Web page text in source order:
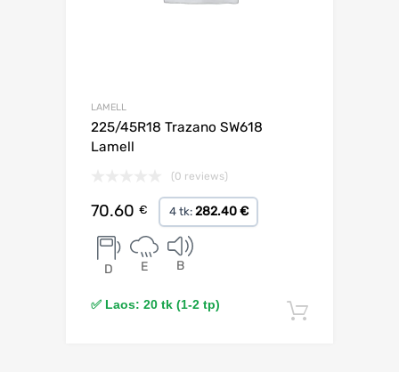
LAMELL
225/45R18 Trazano SW618
Lamell
(0 reviews)
70.60 € 4 tk: 282.40 €
D E B
✅ Laos: 20 tk (1-2 tp)